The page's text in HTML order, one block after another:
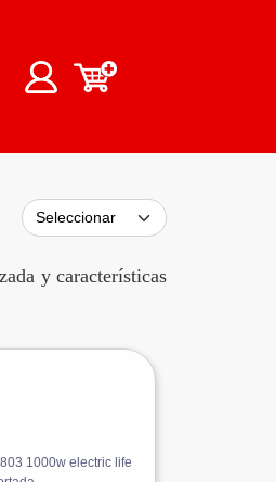
y características